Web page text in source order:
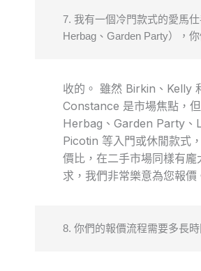
7. 我有一個冷門款式的愛馬
Herbag、Garden Party），你
收的。 雖然 Birkin、Kelly
Constance 是市場焦點，但
Herbag、Garden Party、
Picotin 等入門或休閒款式
價比，在二手市場同樣有龐
求，我們非常樂意為您報價
8. 你們的報價流程需要多長時